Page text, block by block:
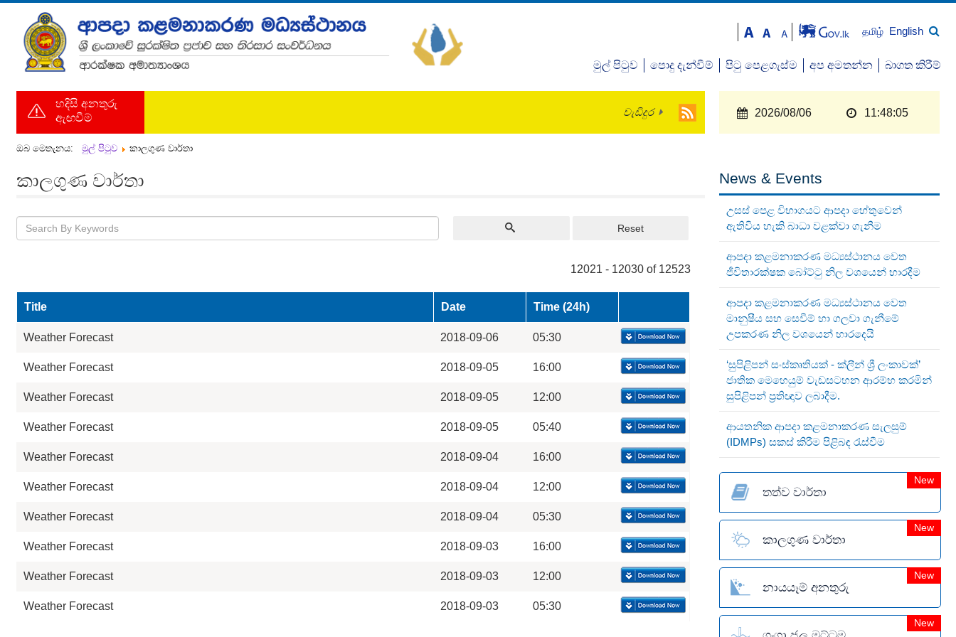
தமிழ் English
මුල් පිටුව පොදු දැන්වීම් පිටු පෙළගැස්ම අප අමතන්න බාගත කිරීම්
හදිසි අනතුරු
ඇඟවීම්
වැඩිදුර 2026/08/06 11:48:05
ඔබ මෙතැනය: මුල් පිටුව කාලගුණ වාර්තා
කාලගුණ වාර්තා
Reset
12021 - 12030 of 12523
Title Date Time (24h)
Weather Forecast 2018-09-06 05:30
Weather Forecast 2018-09-05 16:00
Weather Forecast 2018-09-05 12:00
Weather Forecast 2018-09-05 05:40
Weather Forecast 2018-09-04 16:00
Weather Forecast 2018-09-04 12:00
Weather Forecast 2018-09-04 05:30
Weather Forecast 2018-09-03 16:00
Weather Forecast 2018-09-03 12:00
Weather Forecast 2018-09-03 05:30
News & Events
උසස් පෙළ විභාගයට ආපදා හේතුවෙන්
ඇතිවිය හැකි බාධා වළක්වා ගැනීම
ආපදා කළමනාකරණ මධ්‍යස්ථානය වෙත
ජීවිතාරක්ෂක බෝට්ටු නිල වශයෙන් භාරදීම
ආපදා කළමනාකරණ මධ්‍යස්ථානය වෙත
මානුෂීය සහ සෙවීම් හා ගලවා ගැනීමේ
උපකරණ නිල වශයෙන් භාරදෙයි
‘සුපිළිපන් සංස්කෘතියක් - ක්ලීන් ශ්‍රී ලංකාවක්’
ජාතික මෙහෙයුම් වැඩසටහන ආරම්භ කරමින්
සුපිළිපන් ප්‍රතිඥාව ලබාදීම.
ආයතනික ආපදා කළමනාකරණ සැලසුම්
(IDMPs) සකස් කිරීම පිළිබඳ රැස්වීම
තත්ව වාර්තා
New
කාලගුණ වාර්තා
New
නායයෑම් අනතුරු
New
New